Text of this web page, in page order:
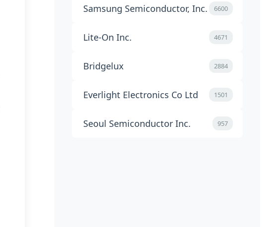
Samsung Semiconductor, Inc. 6600
Lite-On Inc. 4671
Bridgelux 2884
Everlight Electronics Co Ltd 1501
Seoul Semiconductor Inc. 957